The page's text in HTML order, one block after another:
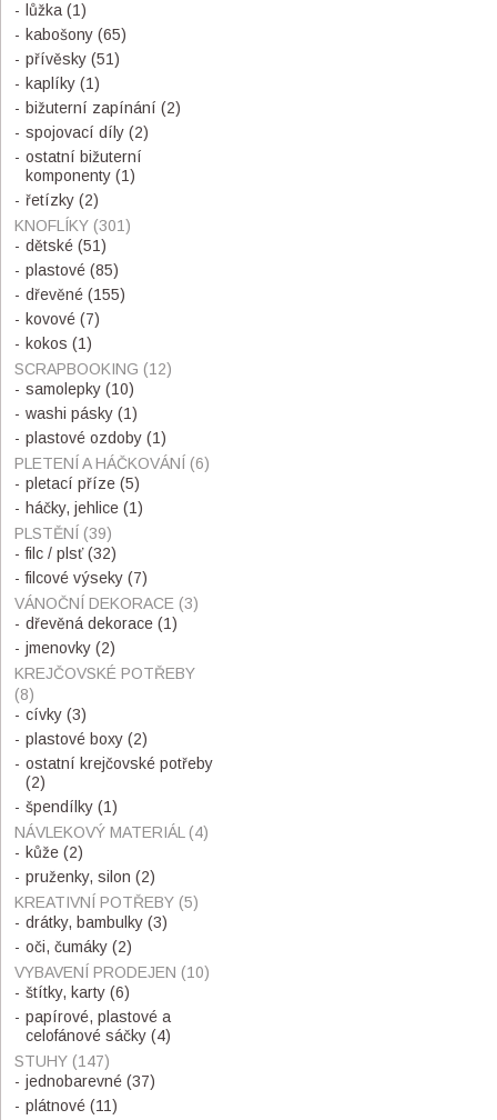
lůžka (1)
kabošony (65)
přívěsky (51)
kaplíky (1)
bižuterní zapínání (2)
spojovací díly (2)
ostatní bižuterní
komponenty (1)
řetízky (2)
KNOFLÍKY (301)
dětské (51)
plastové (85)
dřevěné (155)
kovové (7)
kokos (1)
SCRAPBOOKING (12)
samolepky (10)
washi pásky (1)
plastové ozdoby (1)
PLETENÍ A HÁČKOVÁNÍ (6)
pletací příze (5)
háčky, jehlice (1)
PLSTĚNÍ (39)
filc / plsť(32)
filcové výseky (7)
VÁNOČNÍ DEKORACE (3)
dřevěná dekorace (1)
jmenovky (2)
KREJČOVSKÉ POTŘEBY
(8)
cívky (3)
plastové boxy (2)
ostatní krejčovské potřeby
(2)
špendílky (1)
NÁVLEKOVÝ MATERIÁL (4)
kůže (2)
pruženky, silon (2)
KREATIVNÍ POTŘEBY (5)
drátky, bambulky (3)
oči, čumáky (2)
VYBAVENÍ PRODEJEN (10)
štítky, karty (6)
papírové, plastové a
celofánové sáčky (4)
STUHY (147)
jednobarevné (37)
plátnové (11)